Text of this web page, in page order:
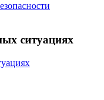
ситуациях